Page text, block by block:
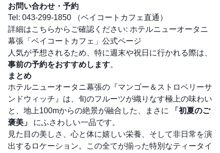
お問い合わせ・予約
Tel: 043-299-1850 （ベイコートカフェ直通）
詳細はこちらからご確認ください: ホテルニューオータニ
幕張「ベイコートカフェ」公式ページ
人気が予想されるため、特に週末や祝日に行かれる際は、
事前の予約をおすすめします。
まとめ
ホテルニューオータニ幕張の『マンゴー＆ストロベリーサ
ンドウィッチ』は、旬のフルーツが織りなす極上の味わい
と、地上100mからの絶景が融合した、まさに
「初夏のご
褒美」
にふさわしい一品です。
見た目の美しさ、心と体に嬉しい栄養、そして非日常を演
出するロケーション。この全てが揃った特別なティータイ